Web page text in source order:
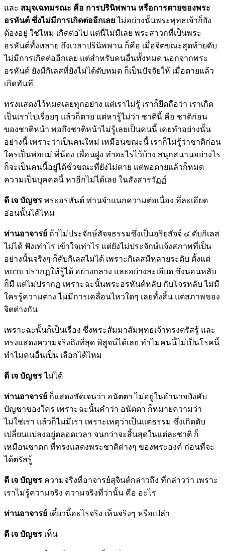
และ สมุจเฉทมรณะ คือ การปรินิพพาน หรือการตายของพระ
อรหันต์ ซึ่งไม่มีการเกิดต่ออีกเลยไม่อย่างนั้นพระพุทธเจ้าก็ยัง
ต้องอยู่ ใช่ไหม เกิดต่อไป แต่นี่ไม่มีเลย พระสาวกที่เป็นพระ
อรหันต์ทั้งหลาย ถึงเวลาปรินิพพาน ก็คือ เมื่อจิตขณะสุดท้ายดับ
ไม่มีการเกิดต่ออีกเลย แต่สำหรับคนอื่นทั้งหมด นอกจากพระ
อรหันต์ ยังมีกิเลสที่ยังไม่ได้ดับหมด ก็เป็นปัจจัยให้ เมื่อตายแล้ว
เกิดทันที
ทรงแสดงไว้หมดเลยทุกอย่าง แต่เราไม่รู้ เราก็ยึดถือว่า เราเกิด
เป็นเราไปเรื่อยๆ แล้วก็ตาย แต่หารู้ไม่ว่า ชาตินี้ คือ ชาติก่อน
ของชาติหน้า พอถึงชาติหน้าไม่รู้เลยเป็นคนนี้ เคยทำอย่างนั้น
อย่างนี้ เพราะว่าเป็นคนใหม่ เหมือนขณะนี้ เราก็ไม่รู้ว่าชาติก่อน
ใครเป็นพ่อแม่ พี่น้อง เพื่อนฝูง ทำอะไรไว้บ้าง สนุกสนานอย่างไร
ก็จะเป็นคนนี้อยู่ได้ชั่วขณะที่ยังไม่ตาย แต่พอตายแล้วก็หมด
ความเป็นบุคคลนี้ หาอีกไม่ได้เลย ในสังสารวัฏฏ์
ดี เจ บัญชร พระอรหันต์ ท่านจำแนกความต่อเนื่อง ที่ละเอียด
อ่อนนั้นได้ไหม
ท่านอาจารย์ ถ้าไม่ประจักษ์สัจจธรรมซึ่งเป็นอริยสัจจ์ ๔ ดับกิเลส
ไม่ได้ ฟังเท่าไร เข้าใจเท่าไร แต่ยังไม่ประจักษ์แจ้งสภาพที่เป็น
อย่างนั้นจริงๆ ก็ดับกิเลสไม่ได้ เพราะกิเลสมีหลายระดับ ตั้งแต่
หยาบ ปรากฏให้รู้ได้ อย่างกลาง และอย่างละเอียด ซึ่งนอนหลับ
ก็มี แต่ไม่ปรากฏ เพราะฉะนั้นพระอรหันต์หลับ กับโจรหลับ ไม่มี
ใครรู้ความต่าง ไม่มีการเคลื่อนไหวใดๆ เลยทั้งสิ้น แต่สภาพของ
จิตต่างกัน
เพราะฉะนั้นก็เป็นเรื่อง ซึ่งพระสัมมาสัมพุทธเจ้าทรงตรัสรู้ และ
ทรงแสดงความจริงถึงที่สุด พิสูจน์ได้เลย ทำไมคนนี้ไม่เป็นโรคนี้
ทำไมคนอื่นเป็น เลือกได้ไหม
ดี เจ บัญชรไม่ได้
ท่านอาจารย์ ก็แสดงชัดเจนว่า อนัตตา ไม่อยู่ในอำนาจบังคับ
บัญชาของใคร เพราะฉะนั้นคำว่า อนัตตา ก็หมายความว่า
ไม่ใช่เรา แล้วก็ไม่มีเรา เพราะเหตุว่าเป็นแต่ธรรม ซึ่งเกิดดับ
เปลี่ยนแปลงอยู่ตลอดเวลา จนกว่าจะสิ้นสุดในแต่ละชาติ ก็
เหมือนชาดก ที่ทรงแสดงพระชาติต่างๆ ของพระองค์ ก่อนที่จะ
ได้ตรัสรู้
ดี เจ บัญชร ความจริงที่อาจารย์สุจินต์กล่าวถึง ที่กล่าวว่า เพราะ
เราไม่รู้ความจริง ความจริงที่ว่านั้น คือ อะไร
ท่านอาจารย์ เดี๋ยวนี้อะไรจริง เห็นจริงๆ หรือเปล่า
ดี เจ บัญชร เห็น